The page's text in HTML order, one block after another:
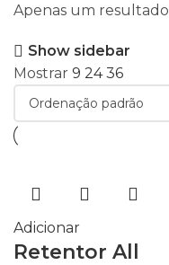
Apenas um resultado
Show sidebar
Mostrar 9 2436
Adicionar
Retentor All